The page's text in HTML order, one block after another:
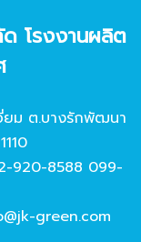
โรงงานผลิต
ยม ต.บางรักพัฒนา
920-8588 099-
green.com